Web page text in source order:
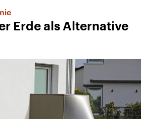
Erde als Alternative